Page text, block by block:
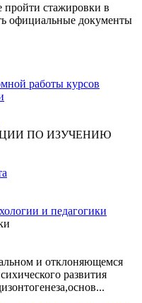
пройти стажировки в
официальные документы
работы курсов
ПО ИЗУЧЕНИЮ
и педагогики
и отклоняющемся
развития